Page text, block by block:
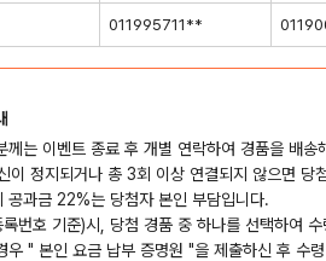
011995711**
께는 이벤트 종료 후 개별 연락하여 경품을 배송
이 정지되거나 총 3회 이상 연결되지 않으면 당
공과금 22%는 당첨자 본인 부담입니다.
번호 기준)시, 당첨 경품 중 하나를 선택하여
우 " 본인 요금 납부 증명원 "을 제출하신 후 수